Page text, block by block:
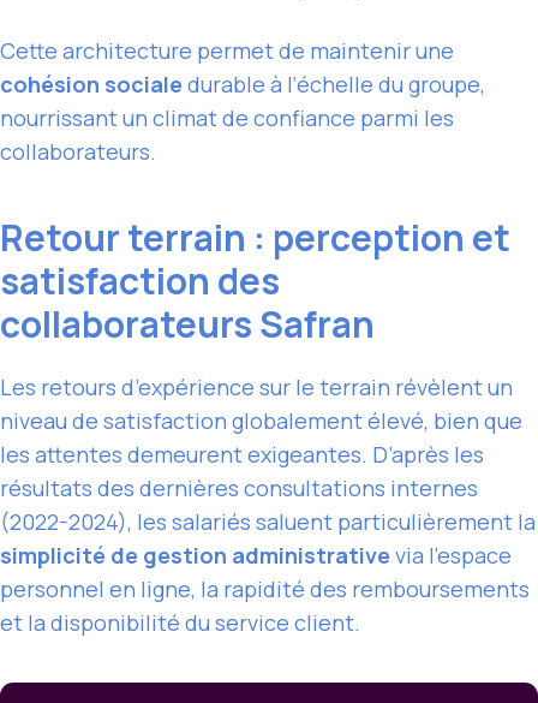
Cette architecture permet de maintenir une
cohésion sociale durable à l’échelle du groupe,
nourrissant un climat de confiance parmi les
collaborateurs.
Retour terrain : perception et
satisfaction des
collaborateurs Safran
Les retours d’expérience sur le terrain révèlent un
niveau de satisfaction globalement élevé, bien que
les attentes demeurent exigeantes. D’après les
résultats des dernières consultations internes
(2022-2024), les salariés saluent particulièrement la
simplicité de gestion administrative via l’espace
personnel en ligne, la rapidité des remboursements
et la disponibilité du service client.